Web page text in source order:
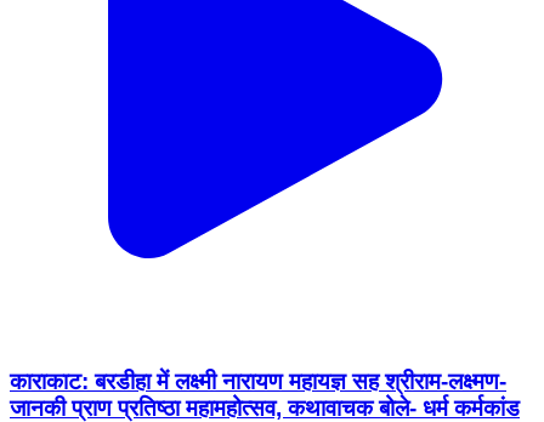
काराकाट: बरडीहा में लक्ष्मी नारायण महायज्ञ सह श्रीराम-लक्ष्मण-
जानकी प्राण प्रतिष्ठा महामहोत्सव, कथावाचक बोले- धर्म कर्मकांड